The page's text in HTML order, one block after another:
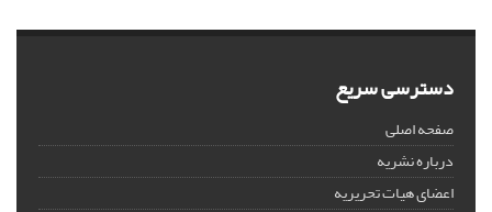
دسترسی سریع
صفحه اصلی
درباره نشریه
اعضای هیات تحریریه